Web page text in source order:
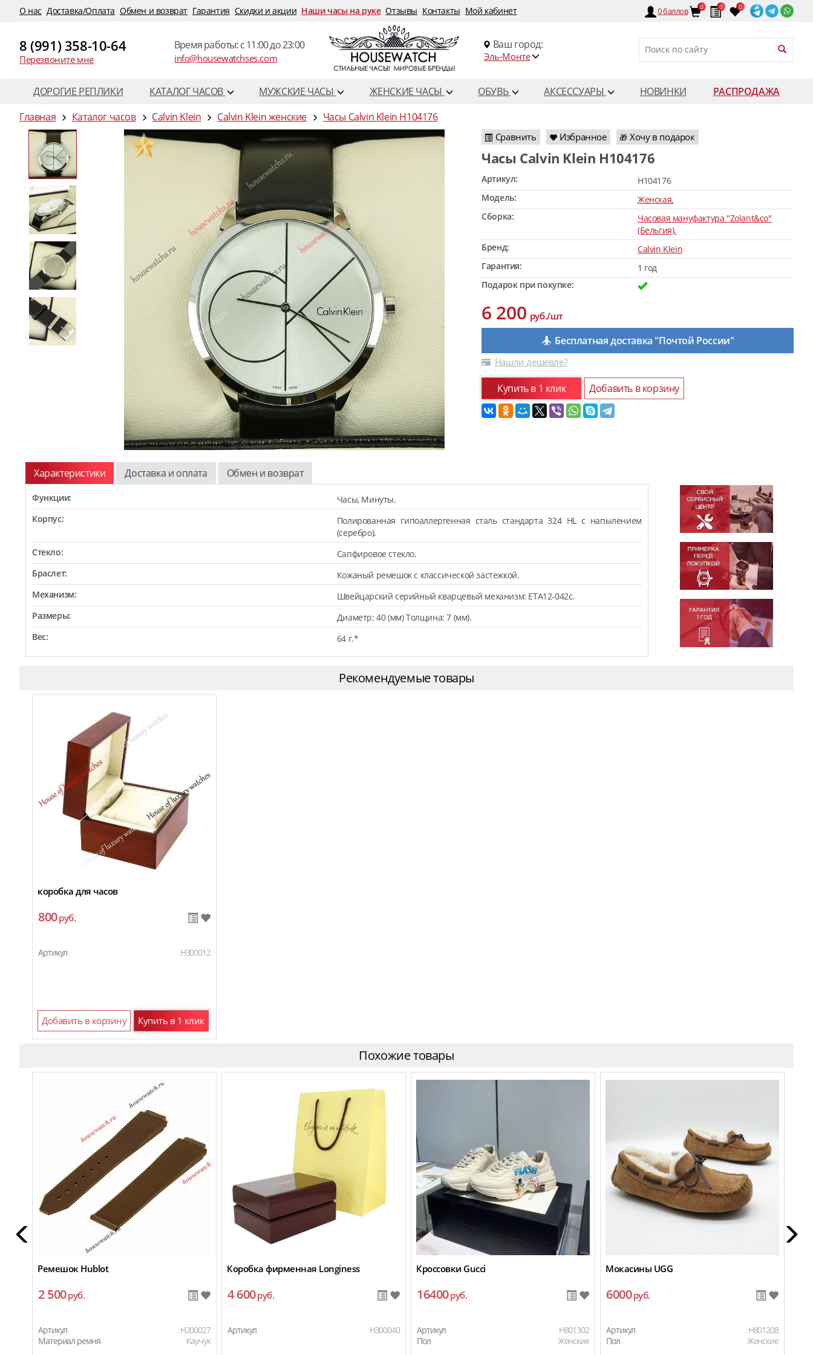
O нас Доставка/Оплата Обмен и возврат Гарантия Скидки и акции Наши часы на руке Отзывы Контакты Мой кабинет 0баллов 0 0 0
8 (991) 358-10-64
Перезвоните мне
Время работы: c 11:00 до 23:00
info@housewatchses.com
Ваш город:
Эль-Монте
ДОРОГИЕ РЕПЛИКИ КАТАЛОГ ЧАСОВ МУЖСКИЕ ЧАСЫ ЖЕНСКИЕ ЧАСЫ ОБУВЬ АКСЕССУАРЫ НОВИНКИ
РАСПРОДАЖА
Главная
Каталог часов Calvin Klein Calvin Klein женские Часы Calvin Klein H104176
Сравнить Избранное 🎁 Хочу в подарок
Часы Calvin Klein H104176
Артикул:
H104176
Модель:
Женская.
Сборка:
Часовая мануфактура "Zolant&co"
(Бельгия).
Бренд:
Calvin Klein
Гарантия:
1 год
Подарок при покупке:
6 200руб./шт
Бесплатная доставка "Почтой России"
Нашли дешевле?
Купить в 1 клик Добавить в корзину
Характеристики Доставка и оплата Обмен и возврат
Функции:
Часы, Минуты.
Корпус:
Полированная гипоаллергенная сталь стандарта 324 HL с напылением
(серебро).
Стекло:
Сапфировое стекло.
Браслет:
Кожаный ремешок с классической застежкой.
Механизм:
Швейцарский серийный кварцевый механизм: ETA12-042c.
Размеры:
Диаметр: 40 (мм) Толщина: 7 (мм).
Вес:
64 г.*
Рекомендуемые товары
коробка для часов
800руб.
Артикул H300012
Добавить в корзину Купить в 1 клик
Похожие товары
Ремешок Hublot
2 500руб.
Артикул
H200027
Материал ремня
Каучук
Коробка фирменная Longiness
4 600руб.
Артикул H300040
Кроссовки Gucci
16400руб.
Артикул
H801302
Пол
Женские
Мокасины UGG
6000руб.
Артикул
H801208
Пол
Женские